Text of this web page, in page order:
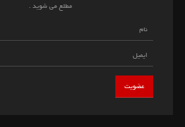
مطلع می شوید .